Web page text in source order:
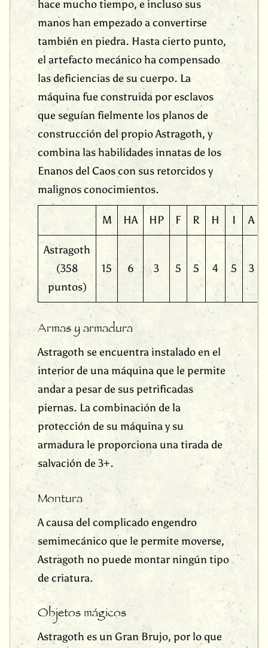
hace mucho tiempo, e incluso sus
manos han empezado a convertirse
también en piedra. Hasta cierto punto,
el artefacto mecánico ha compensado
las deficiencias de su cuerpo. La
máquina fue construida por esclavos
que seguían fielmente los planos de
construcción del propio Astragoth, y
combina las habilidades innatas de los
Enanos del Caos con sus retorcidos y
malignos conocimientos.
M HA HP F R H I A
Astragoth
(358
puntos)
15 6 3 5 5 4 5 3
Armas y armadura
Astragoth se encuentra instalado en el
interior de una máquina que le permite
andar a pesar de sus petrificadas
piernas. La combinación de la
protección de su máquina y su
armadura le proporciona una tirada de
salvación de 3+.
Montura
A causa del complicado engendro
semimecánico que le permite moverse,
Astragoth no puede montar ningún tipo
de criatura.
Objetos mágicos
Astragoth es un Gran Brujo, por lo que